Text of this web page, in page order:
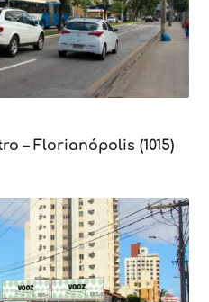
– Florianópolis (1015)